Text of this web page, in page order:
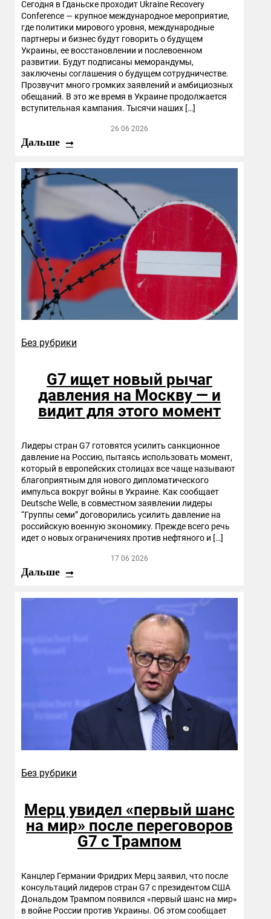
Сегодня в Гданьске проходит Ukraine Recovery
Conference — крупное международное мероприятие,
где политики мирового уровня, международные
партнеры и бизнес будут говорить о будущем
Украины, ее восстановлении и послевоенном
развитии. Будут подписаны меморандумы,
заключены соглашения о будущем сотрудничестве.
Прозвучит много громких заявлений и амбициозных
обещаний. В это же время в Украине продолжается
вступительная кампания. Тысячи наших […]
26 06 2026
Дальше
Без рубрики
G7 ищет новый рычаг
давления на Москву — и
видит для этого момент
Лидеры стран G7 готовятся усилить санкционное
давление на Россию, пытаясь использовать момент,
который в европейских столицах все чаще называют
благоприятным для нового дипломатического
импульса вокруг войны в Украине. Как сообщает
Deutsche Welle, в совместном заявлении лидеры
“Группы семи” договорились усилить давление на
российскую военную экономику. Прежде всего речь
идет о новых ограничениях против нефтяного и […]
17 06 2026
Дальше
Без рубрики
Мерц увидел «первый шанс
на мир» после переговоров
G7 с Трампом
Канцлер Германии Фридрих Мерц заявил, что после
консультаций лидеров стран G7 с президентом США
Дональдом Трампом появился «первый шанс на мир»
в войне России против Украины. Об этом сообщает